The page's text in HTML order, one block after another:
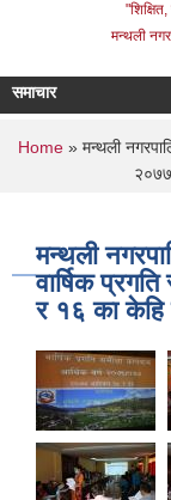
मन्थली
समाचार
You are
Home» मन्थली
मन्थली
वार्षिक
र १६ का